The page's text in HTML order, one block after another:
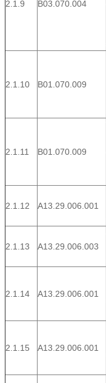
2.1.9 B03.070.004
2.1.10 B01.070.009
2.1.11 B01.070.009
2.1.12 А13.29.006.001
2.1.13 А13.29.006.003
2.1.14 А13.29.006.001
2.1.15 А13.29.006.001